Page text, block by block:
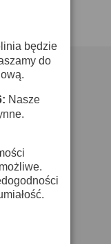
będzie
do
Nasze